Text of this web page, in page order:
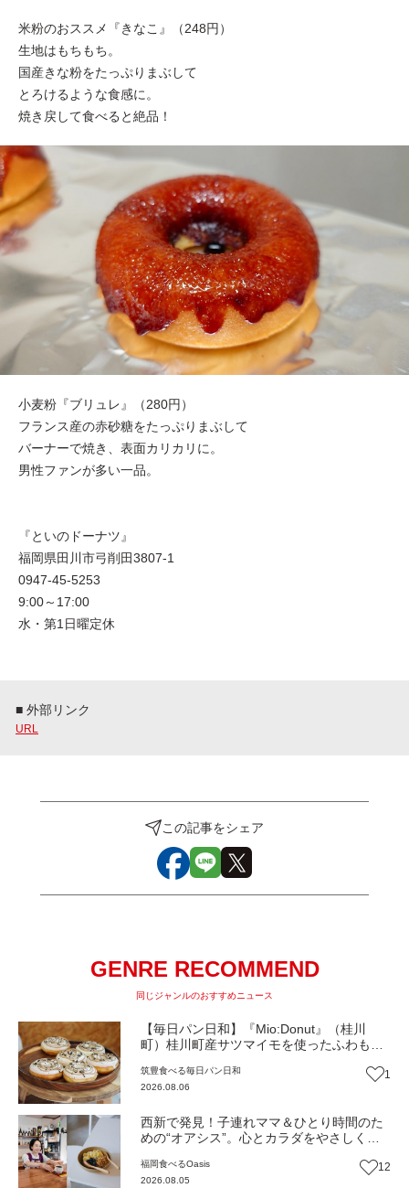
米粉のおススメ『きなこ』（248円）
生地はもちもち。
国産きな粉をたっぷりまぶして
とろけるような食感に。
焼き戻して食べると絶品！
小麦粉『ブリュレ』（280円）
フランス産の赤砂糖をたっぷりまぶして
バーナーで焼き、表面カリカリに。
男性ファンが多い一品。
『といのドーナツ』
福岡県田川市弓削田3807-1
0947-45-5253
9:00～17:00
水・第1日曜定休
■ 外部リンク
URL
この記事をシェア
GENRE RECOMMEND
同じジャンルのおすすめニュース
【毎日パン日和】『Mio:Donut』（桂川
町）桂川町産サツマイモを使ったふわもち
筑豊食べる毎日パン日和
2026.08.06
1
西新で発見！子連れママ＆ひとり時間のた
めの“オアシス”。心とカラダをやさしく解
西哥』（福岡市早良区）【Oasis~心の休息
地をめぐる旅~】
福岡食べるOasis
2026.08.05
12